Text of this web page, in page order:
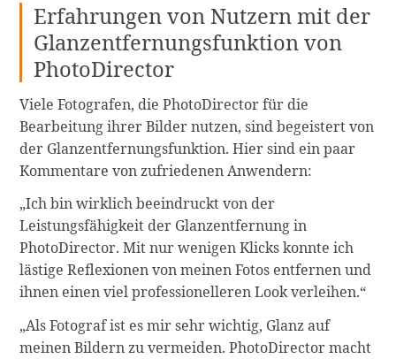
Erfahrungen von Nutzern mit der
Glanzentfernungsfunktion von
PhotoDirector
Viele Fotografen, die PhotoDirector für die
Bearbeitung ihrer Bilder nutzen, sind begeistert von
der Glanzentfernungsfunktion. Hier sind ein paar
Kommentare von zufriedenen Anwendern:
„Ich bin wirklich beeindruckt von der
Leistungsfähigkeit der Glanzentfernung in
PhotoDirector. Mit nur wenigen Klicks konnte ich
lästige Reflexionen von meinen Fotos entfernen und
ihnen einen viel professionelleren Look verleihen.“
„Als Fotograf ist es mir sehr wichtig, Glanz auf
meinen Bildern zu vermeiden. PhotoDirector macht